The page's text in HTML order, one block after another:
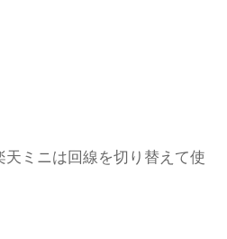
天ミニは回線を切り替えて使